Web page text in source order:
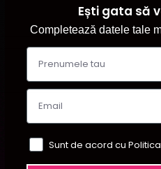
Ești gata să
Completează datele tale
Sunt de acord cu